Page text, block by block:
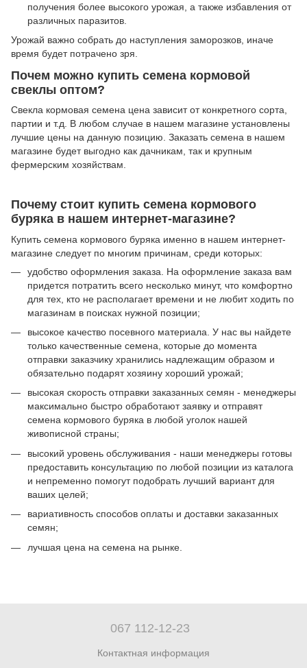
получения более высокого урожая, а также избавления от
различных паразитов.
Урожай важно собрать до наступления заморозков, иначе
время будет потрачено зря.
Почем можно купить семена кормовой
свеклы оптом?
Свекла кормовая семена цена зависит от конкретного сорта,
партии и т.д. В любом случае в нашем магазине установлены
лучшие цены на данную позицию. Заказать семена в нашем
магазине будет выгодно как дачникам, так и крупным
фермерским хозяйствам.
Почему стоит купить семена кормового
буряка в нашем интернет-магазине?
Купить семена кормового буряка именно в нашем интернет-
магазине следует по многим причинам, среди которых:
удобство оформления заказа. На оформление заказа вам
придется потратить всего несколько минут, что комфортно
для тех, кто не располагает времени и не любит ходить по
магазинам в поисках нужной позиции;
высокое качество посевного материала. У нас вы найдете
только качественные семена, которые до момента
отправки заказчику хранились надлежащим образом и
обязательно подарят хозяину хороший урожай;
высокая скорость отправки заказанных семян - менеджеры
максимально быстро обработают заявку и отправят
семена кормового буряка в любой уголок нашей
живописной страны;
высокий уровень обслуживания - наши менеджеры готовы
предоставить консультацию по любой позиции из каталога
и непременно помогут подобрать лучший вариант для
ваших целей;
вариативность способов оплаты и доставки заказанных
семян;
лучшая цена на семена на рынке.
067 112-12-23
Контактная информация